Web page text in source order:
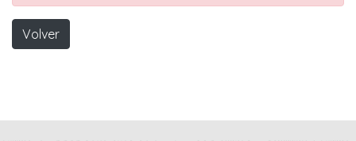
Volver